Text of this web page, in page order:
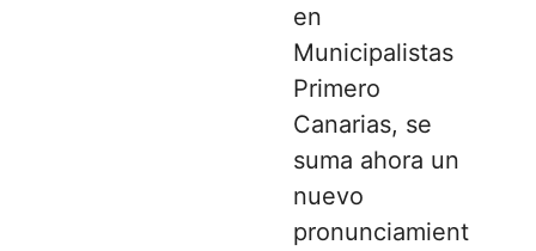
en
Municipalistas
Primero
Canarias, se
suma ahora un
nuevo
pronunciamient